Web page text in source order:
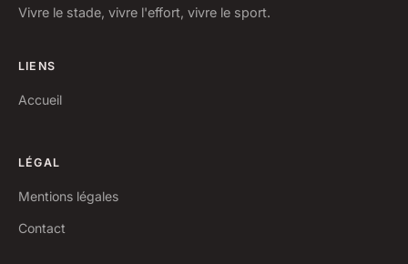
Vivre le stade, vivre l'effort, vivre le sport.
LIENS
Accueil
LÉGAL
Mentions légales
Contact